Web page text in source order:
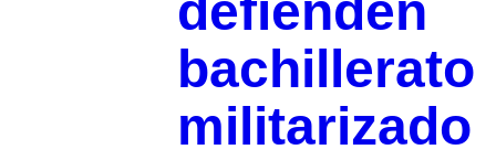
defienden
bachillerato
militarizado